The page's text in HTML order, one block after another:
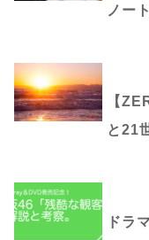
ノー
【
と21
ドラ